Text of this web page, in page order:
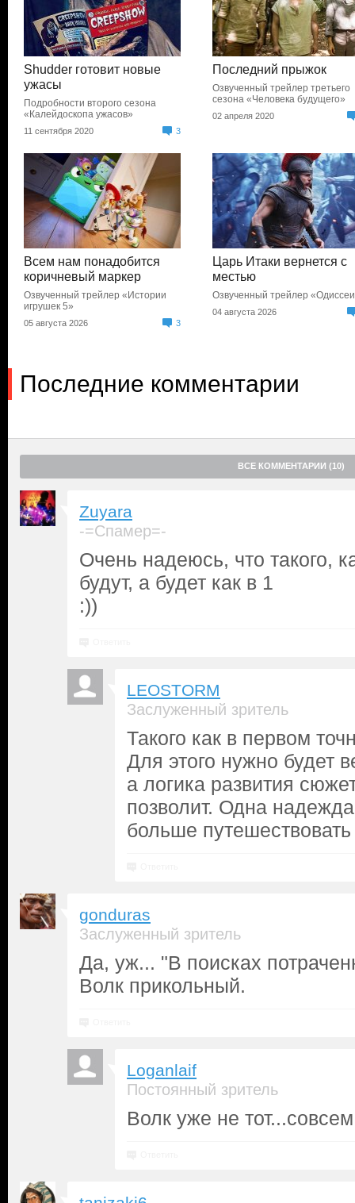
Shudder готовит новые
ужасы
Подробности второго сезона
«Калейдоскопа ужасов»
11 сентября 2020 3
Последний прыжок
Озвученный трейлер третьего
сезона «Человека будущего»
02 апреля 2020
Всем нам понадобится
коричневый маркер
Озвученный трейлер «Истории
игрушек 5»
05 августа 2026 3
Царь Итаки вернется с
местью
Озвученный трейлер
04 августа 2026
Последние комментарии
ВСЕ КОММЕНТАРИИ (10)
Zuyara
-=Спамер=-
Очень надеюсь, что такого,
будут, а будет как в 1
:))
LEOSTORM
Заслуженный зритель
Такого как в первом
Для этого нужно будет
а логика развития
позволит. Одна
больше
gonduras
Заслуженный зритель
Да, уж... "В поисках
Волк прикольный.
Loganlaif
Постоянный зритель
Волк уже не